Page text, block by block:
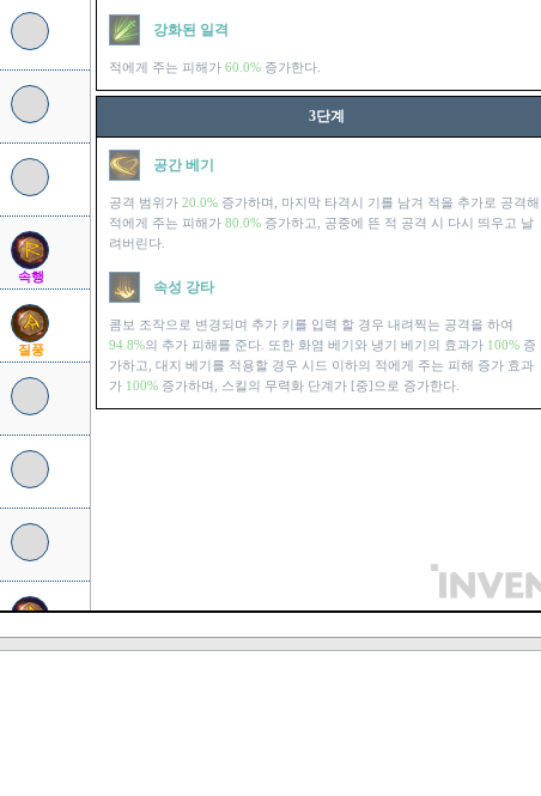
속행
질풍
질풍
강화된 일격
적에게 주는 피해가 60.0% 증가한다.
3단계
공간 베기
공격 범위가 20.0% 증가하며, 마지막 타격시 기를 남겨 적을 추가로 공격해
적에게 주는 피해가 80.0% 증가하고, 공중에 뜬 적 공격 시 다시 띄우고 날
려버린다.
속성 강타
콤보 조작으로 변경되며 추가 키를 입력 할 경우 내려찍는 공격을 하여
94.8%의 추가 피해를 준다. 또한 화염 베기와 냉기 베기의 효과가 100% 증
가하고, 대지 베기를 적용할 경우 시드 이하의 적에게 주는 피해 증가 효과
가 100% 증가하며, 스킬의 무력화 단계가 [중]으로 증가한다.